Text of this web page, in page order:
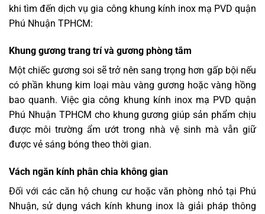
khi tìm đến dịch vụ gia công khung kính inox mạ PVD quận
Phú Nhuận TPHCM:
Khung gương trang trí và gương phòng tắm
Một chiếc gương soi sẽ trở nên sang trọng hơn gấp bội nếu
có phần khung kim loại màu vàng gương hoặc vàng hồng
bao quanh. Việc gia công khung kính inox mạ PVD quận
Phú Nhuận TPHCM cho khung gương giúp sản phẩm chịu
được môi trường ẩm ướt trong nhà vệ sinh mà vẫn giữ
được vẻ sáng bóng theo thời gian.
Vách ngăn kính phân chia không gian
Đối với các căn hộ chung cư hoặc văn phòng nhỏ tại Phú
Nhuận, sử dụng vách kính khung inox là giải pháp thông